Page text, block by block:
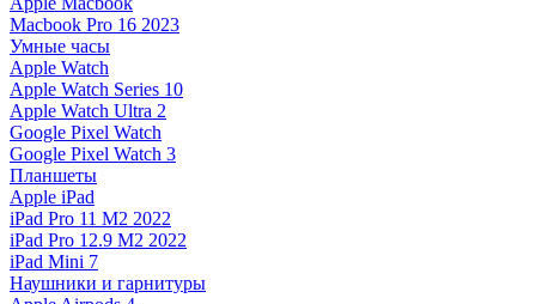
Macbook Pro 16 2023
Умные часы
Apple Watch
Apple Watch Series 10
Apple Watch Ultra 2
Google Pixel Watch
Google Pixel Watch 3
Планшеты
Apple iPad
iPad Pro 11 M2 2022
iPad Pro 12.9 M2 2022
iPad Mini 7
Наушники и гарнитуры